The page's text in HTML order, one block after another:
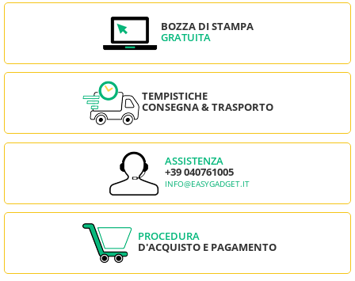
BOZZA DI STAMPA
GRATUITA
TEMPISTICHE
CONSEGNA & TRASPORTO
ASSISTENZA
+39 040761005
INFO@EASYGADGET.IT
PROCEDURA
D'ACQUISTO E PAGAMENTO